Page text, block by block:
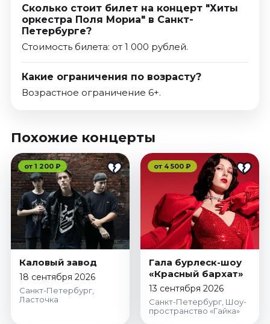
Сколько стоит билет на концерт "Хиты
оркестра Поля Мориа" в Санкт-
Петербурге?
Стоимость билета: от 1 000 рублей.
Какие ограничения по возрасту?
Возрастное ограничение 6+.
Похожие концерты
от 1 200 ₽
Каловый завод
18 сентября 2026
Санкт-Петербург,
Ласточка
от 4 500 ₽
Гала бурлеск-шоу
«Красный бархат»
13 сентября 2026
Санкт-Петербург, Шоу-
пространство «Гайка»